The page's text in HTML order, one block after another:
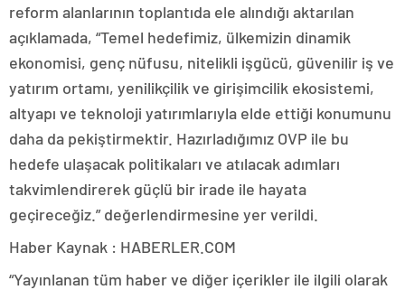
reform alanlarının toplantıda ele alındığı aktarılan
açıklamada, “Temel hedefimiz, ülkemizin dinamik
ekonomisi, genç nüfusu, nitelikli işgücü, güvenilir iş ve
yatırım ortamı, yenilikçilik ve girişimcilik ekosistemi,
altyapı ve teknoloji yatırımlarıyla elde ettiği konumunu
daha da pekiştirmektir. Hazırladığımız OVP ile bu
hedefe ulaşacak politikaları ve atılacak adımları
takvimlendirerek güçlü bir irade ile hayata
geçireceğiz.” değerlendirmesine yer verildi.
Haber Kaynak : HABERLER.COM
“Yayınlanan tüm haber ve diğer içerikler ile ilgili olarak